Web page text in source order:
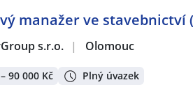
manažer ve stavebnictví
s.r.o. | Olomouc
90 000 Kč Plný úvazek